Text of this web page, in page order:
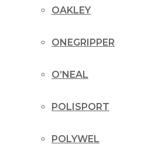
OAKLEY
ONEGRIPPER
O’NEAL
POLISPORT
POLYWEL